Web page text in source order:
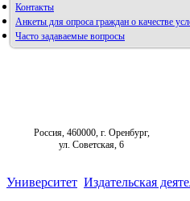
Фотогалерея
Контакты
Анкеты для опроса граждан о качестве
Часто задаваемые вопросы
Россия, 460000, г. Оренбург,
ул. Советская, 6
Университет Издательская